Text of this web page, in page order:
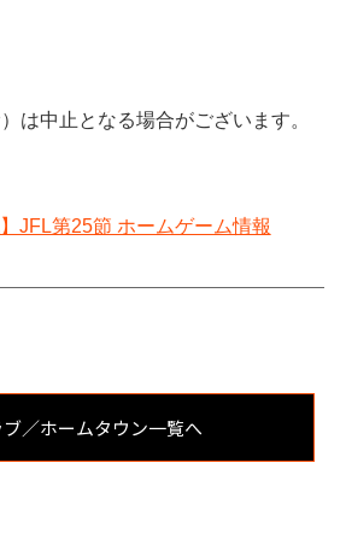
は中止となる場合がございます。
JFL第25節 ホームゲーム情報
／ホームタウン一覧へ